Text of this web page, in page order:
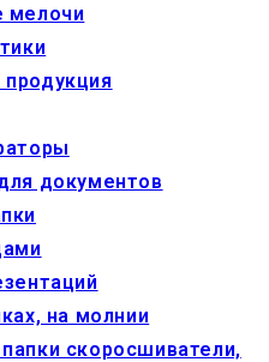
мелочи
документов
на молнии
скоросшиватели,